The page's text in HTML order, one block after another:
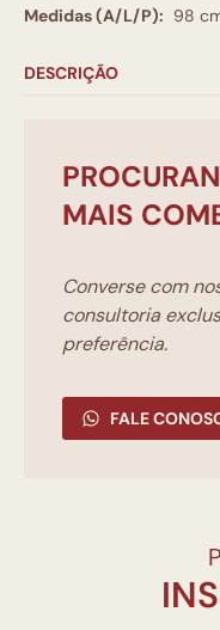
Medidas (A/L/P): 98
DESCRIÇÃO
MAIS
Converse com
consultoria
preferência.
FALE